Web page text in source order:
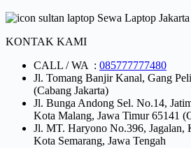
KONTAK KAMI
CALL / WA : 085777777480
Jl. Tomang Banjir Kanal, Gang
(Cabang Jakarta)
Jl. Bunga Andong Sel. No.14,
Kota Malang, Jawa Timur 65141
Jl. MT. Haryono No.396, Jagalan,
Kota Semarang, Jawa Tengah